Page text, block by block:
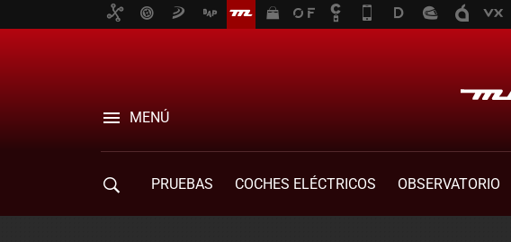
MENÚ
PRUEBAS COCHES ELÉCTRICOS OBSERVATORIO